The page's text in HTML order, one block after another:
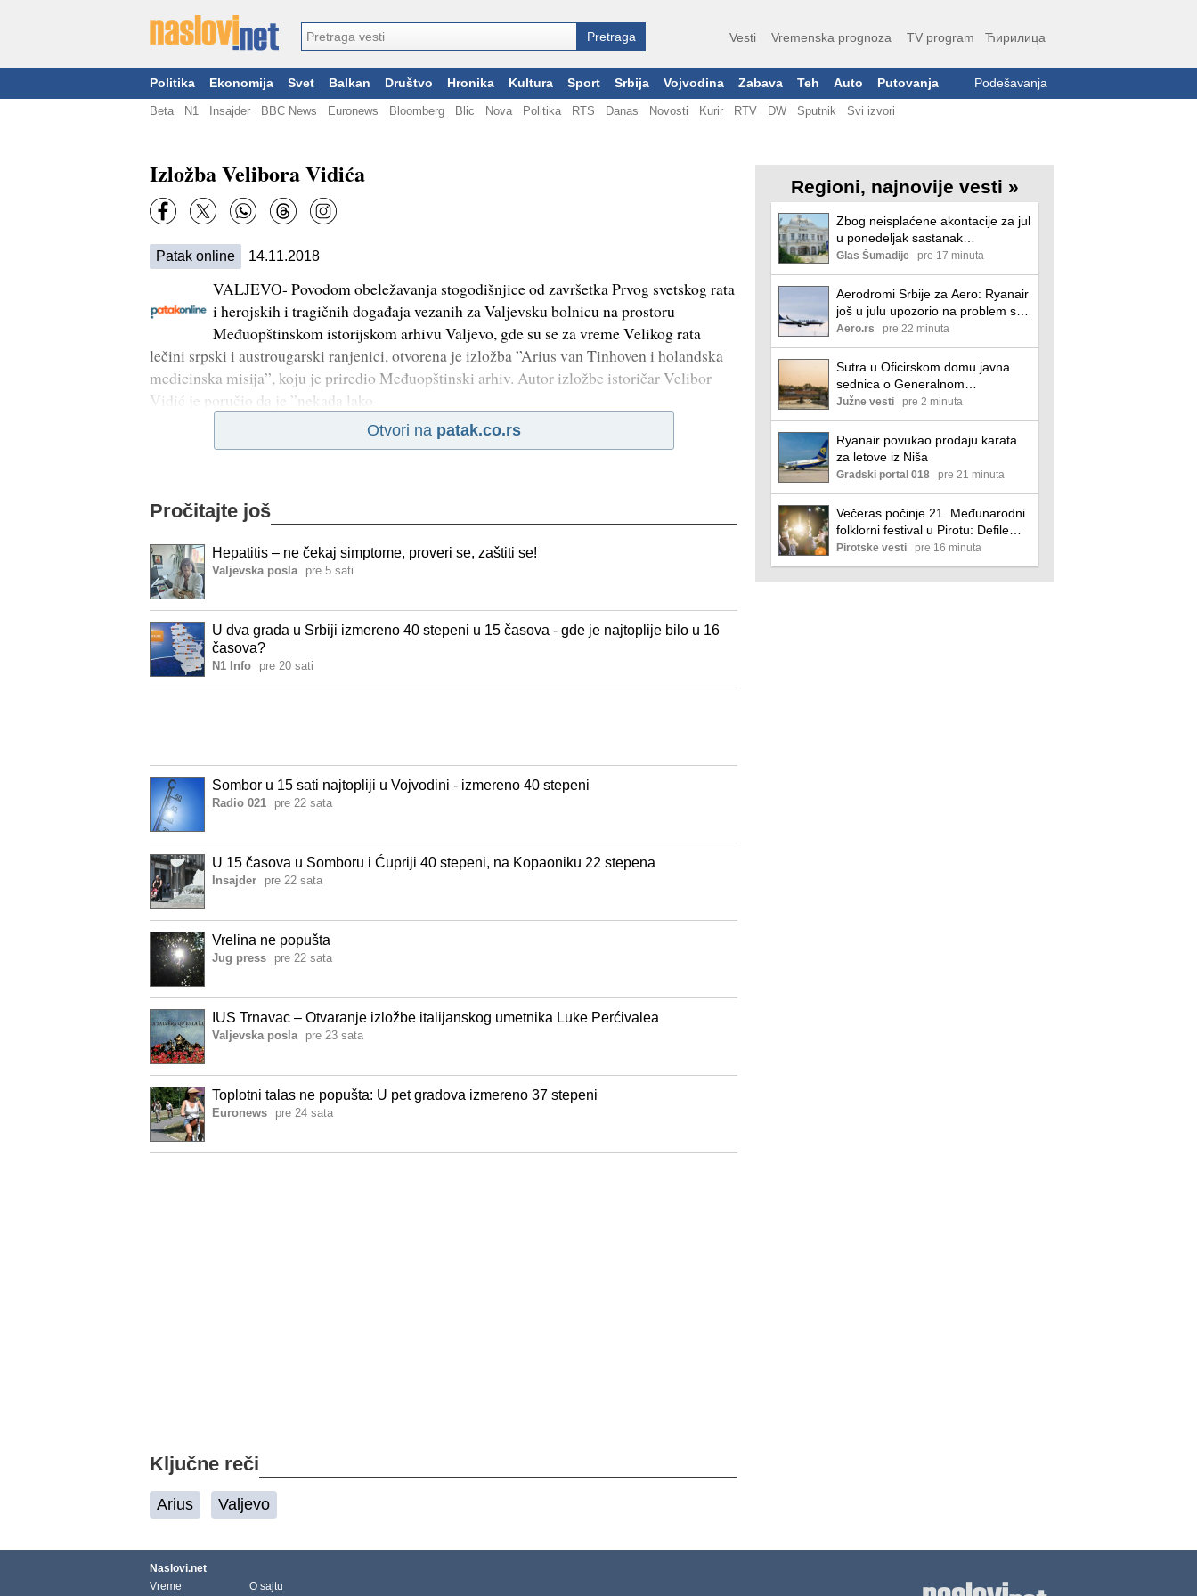
Vesti Vremenska prognoza TV program Ћирилица
Politika Ekonomija Svet Balkan Društvo Hronika Kultura Sport Srbija Vojvodina Zabava Teh Auto Putovanja Podešavanja
Beta N1 Insajder BBC News Euronews Bloomberg Blic Nova Politika RTS Danas Novosti Kurir RTV DW Sputnik Svi izvori
Izložba Velibora Vidića
Patak online 14.11.2018
VALJEVO- Povodom obeležavanja stogodišnjice od završetka Prvog svetskog rata
i herojskih i tragičnih događaja vezanih za Valjevsku bolnicu na prostoru
Međuopštinskom istorijskom arhivu Valjevo, gde su se za vreme Velikog rata
lečini srpski i austrougarski ranjenici, otvorena je izložba ”Arius van Tinhoven i holandska
medicinska misija”, koju je priredio Međuopštinski arhiv. Autor izložbe istoričar Velibor
Vidić je poručio da je ”nekada lako
Otvori na patak.co.rs
Pročitajte još
Hepatitis – ne čekaj simptome, proveri se, zaštiti se!
Valjevska posla pre 5 sati
U dva grada u Srbiji izmereno 40 stepeni u 15 časova - gde je najtoplije bilo u 16
časova?
N1 Info pre 20 sati
Sombor u 15 sati najtopliji u Vojvodini - izmereno 40 stepeni
Radio 021 pre 22 sata
U 15 časova u Somboru i Ćupriji 40 stepeni, na Kopaoniku 22 stepena
Insajder pre 22 sata
Vrelina ne popušta
Jug press pre 22 sata
IUS Trnavac – Otvaranje izložbe italijanskog umetnika Luke Perćivalea
Valjevska posla pre 23 sata
Toplotni talas ne popušta: U pet gradova izmereno 37 stepeni
Euronews pre 24 sata
Ključne reči
Arius Valjevo
Regioni, najnovije vesti »
Zbog neisplaćene akontacije za jul
u ponedeljak sastanak
Samostalnog sindikata i
zaposlenih u Zastava oružju o
daljim koracima
Glas Šumadije pre 17 minuta
Aerodromi Srbije za Aero: Ryanair
još u julu upozorio na problem sa
snabdevanjem gorivom zbog
sankcija NIS-u
Aero.rs pre 22 minuta
Sutra u Oficirskom domu javna
sednica o Generalnom
urbanističkom planu Niša
Južne vesti pre 2 minuta
Ryanair povukao prodaju karata
za letove iz Niša
Gradski portal 018 pre 21 minuta
Večeras počinje 21. Međunarodni
folklorni festival u Pirotu: Defile
učesnika od Guševice do Doma
kulture
Pirotske vesti pre 16 minuta
Naslovi.net
Vreme
O sajtu